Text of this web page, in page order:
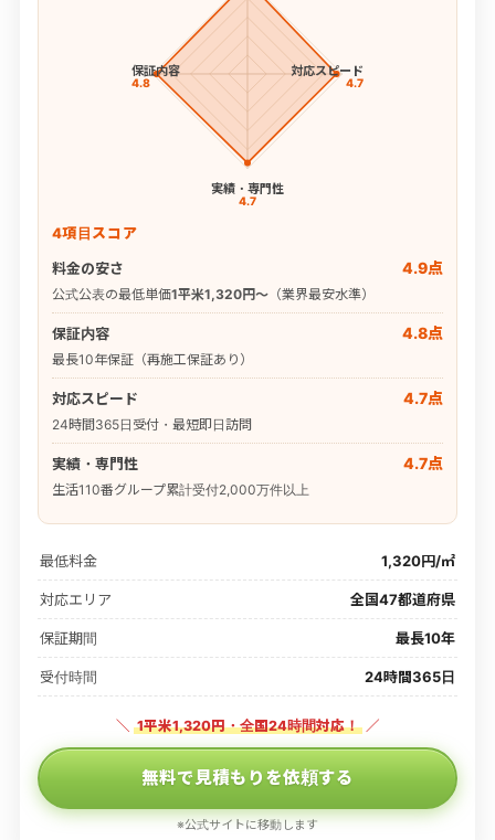
対応スピード
4.7
実績・専門性
4.7
保証内容
4.8
4項目スコア
料金の安さ
4.9点
公式公表の最低単価1平米1,320円〜（業界最安水準）
保証内容 4.8点
最長10年保証（再施工保証あり）
対応スピード 4.7点
24時間365日受付・最短即日訪問
実績・専門性 4.7点
生活110番グループ累計受付2,000万件以上
最低料金 1,320円/㎡
対応エリア 全国47都道府県
保証期間 最長10年
受付時間 24時間365日
＼ 1平米1,320円・全国24時間対応！ ／
無料で見積もりを依頼する
※公式サイトに移動します